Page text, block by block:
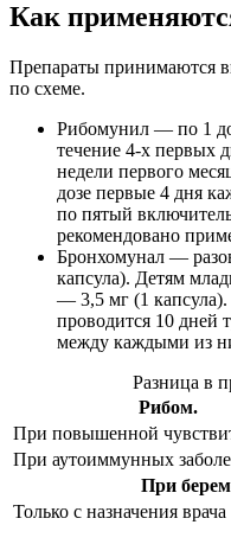
Как
Препараты принимаются
по схеме.
Рибомунил — по 1
течение 4-х первых
недели первого
дозе первые 4 дня
по пятый
рекомендовано
Бронхомунал —
капсула). Детям
— 3,5 мг (1
проводится 10 дней
между каждыми из
Разница в
Рибом.
При повышенной
При аутоиммунных
При
Только с назначения врача